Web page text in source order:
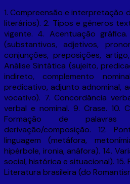
1. Compreensão e interpretação
literários). 2. Tipos e gêneros
vigente. 4. Acentuação
(substantivos, adjetivos,
conjunções, preposições,
Análise Sintática (sujeito,
indireto, complemento
predicativo, adjunto adnominal,
vocativo). 7. Concordância
verbal e nominal. 9. Crase. 10.
Formação de
derivação/composição. 12.
linguagem (metáfora,
hipérbole, ironia, anáfora). 14.
social, histórica e situacional). 15.
Literatura brasileira (do